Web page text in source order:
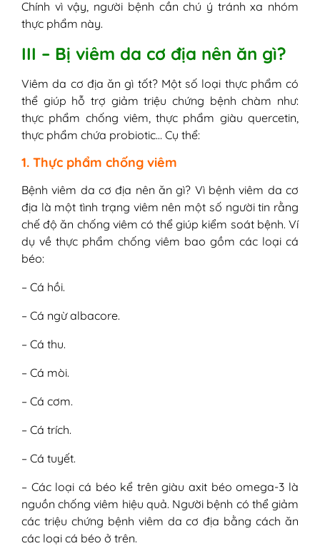
Chính vì vậy, người bệnh cần chú ý tránh xa nhóm
thực phẩm này.
III – Bị viêm da cơ địa nên ăn gì?
Viêm da cơ địa ăn gì tốt? Một số loại thực phẩm có
thể giúp hỗ trợ giảm triệu chứng bệnh chàm như:
thực phẩm chống viêm, thực phẩm giàu quercetin,
thực phẩm chứa probiotic… Cụ thể:
1. Thực phẩm chống viêm
Bệnh viêm da cơ địa nên ăn gì? Vì bệnh viêm da cơ
địa là một tình trạng viêm nên một số người tin rằng
chế độ ăn chống viêm có thể giúp kiểm soát bệnh. Ví
dụ về thực phẩm chống viêm bao gồm các loại cá
béo:
– Cá hồi.
– Cá ngừ albacore.
– Cá thu.
– Cá mòi.
– Cá cơm.
– Cá trích.
– Cá tuyết.
– Các loại cá béo kể trên giàu axit béo omega-3 là
nguồn chống viêm hiệu quả. Người bệnh có thể giảm
các triệu chứng bệnh viêm da cơ địa bằng cách ăn
các loại cá béo ở trên.